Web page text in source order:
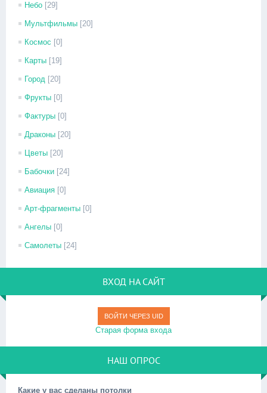
Небо [29]
Мультфильмы [20]
Космос [0]
Карты [19]
Город [20]
Фрукты [0]
Фактуры [0]
Драконы [20]
Цветы [20]
Бабочки [24]
Авиация [0]
Арт-фрагменты [0]
Ангелы [0]
Самолеты [24]
ВХОД НА САЙТ
ВОЙТИ ЧЕРЕЗ UID
Старая форма входа
НАШ ОПРОС
Какие у вас сделаны потолки